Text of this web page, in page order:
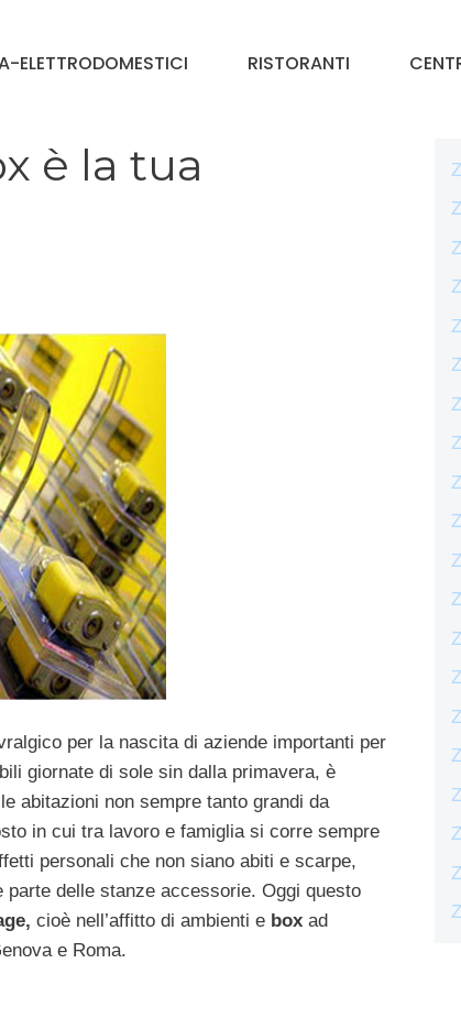
ELETTRODOMESTICI RISTORANTI
è la tua
per la nascita di aziende importanti per
giornate di sole sin dalla primavera, è
abitazioni non sempre tanto grandi da
in cui tra lavoro e famiglia si corre sempre
personali che non siano abiti e scarpe,
delle stanze accessorie. Oggi questo
cioè nell’affitto di ambienti e box ad
e Roma.